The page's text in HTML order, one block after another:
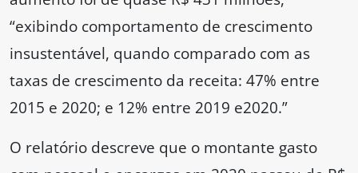
“exibindo comportamento de crescimento
insustentável, quando comparado com as
taxas de crescimento da receita: 47% entre
2015 e 2020; e 12% entre 2019 e2020.”
O relatório descreve que o montante gasto